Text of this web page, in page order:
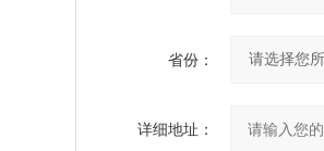
省份：
详细地址：